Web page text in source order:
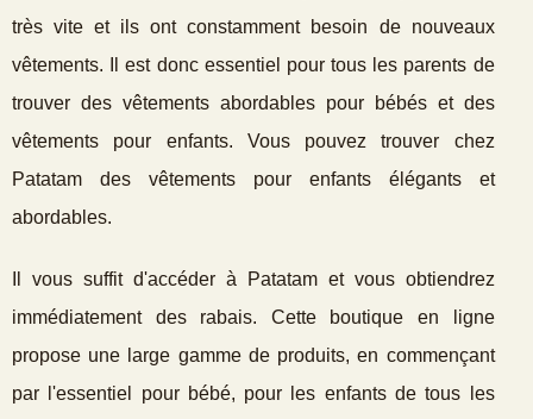
très vite et ils ont constamment besoin de nouveaux
vêtements. Il est donc essentiel pour tous les parents de
trouver des vêtements abordables pour bébés et des
vêtements pour enfants. Vous pouvez trouver chez
Patatam des vêtements pour enfants élégants et
abordables.
Il vous suffit d'accéder à Patatam et vous obtiendrez
immédiatement des rabais. Cette boutique en ligne
propose une large gamme de produits, en commençant
par l'essentiel pour bébé, pour les enfants de tous les